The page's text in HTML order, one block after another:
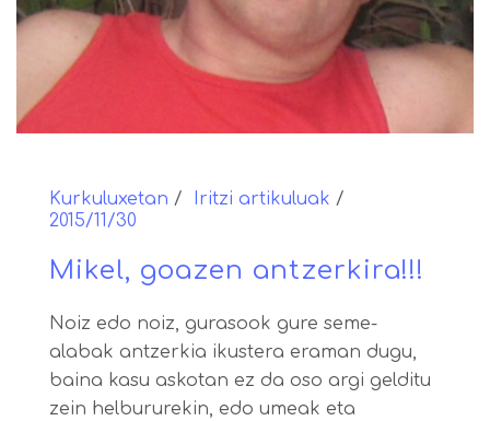
Kurkuluxetan
Iritzi artikuluak
2015/11/30
Mikel, goazen antzerkira!!!
Noiz edo noiz, gurasook gure seme-
alabak antzerkia ikustera eraman dugu,
baina kasu askotan ez da oso argi gelditu
zein helbururekin, edo umeak eta